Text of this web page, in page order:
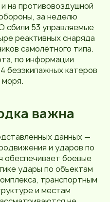
на противовоздушной
за неделю
сбили 53 управляемые
реактивных снаряда
самолётного типа.
по информации
безэкипажных катеров
моря.
важна
данных —
и ударов по
обеспечивает боевые
удары по объектам
транспортным
и местам